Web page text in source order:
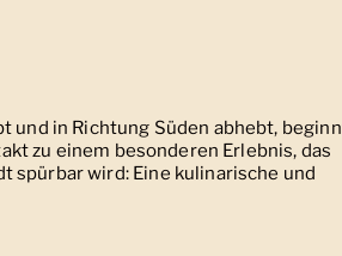
und in Richtung Süden abhebt,
zu einem besonderen Erlebnis, das
spürbar wird: Eine kulinarische und